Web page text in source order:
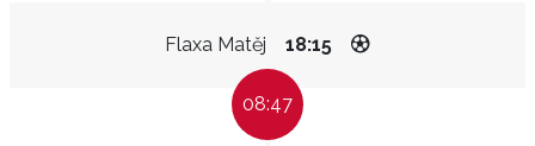
Flaxa Matěj 18:15
08:47